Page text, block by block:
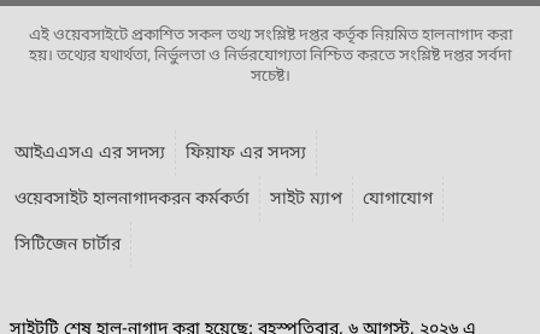
এই ওয়েবসাইটে প্রকাশিত সকল তথ্য সংশ্লিষ্ট দপ্তর কর্তৃক নিয়মিত হালনাগাদ করা
হয়। তথ্যের যথার্থতা, নির্ভুলতা ও নির্ভরযোগ্যতা নিশ্চিত করতে সংশ্লিষ্ট দপ্তর সর্বদা
সচেষ্ট।
আইএএসএ এর সদস্য
ফিয়াফ এর সদস্য
ওয়েবসাইট হালনাগাদকরন কর্মকর্তা
সাইট ম্যাপ
যোগাযোগ
সিটিজেন চার্টার